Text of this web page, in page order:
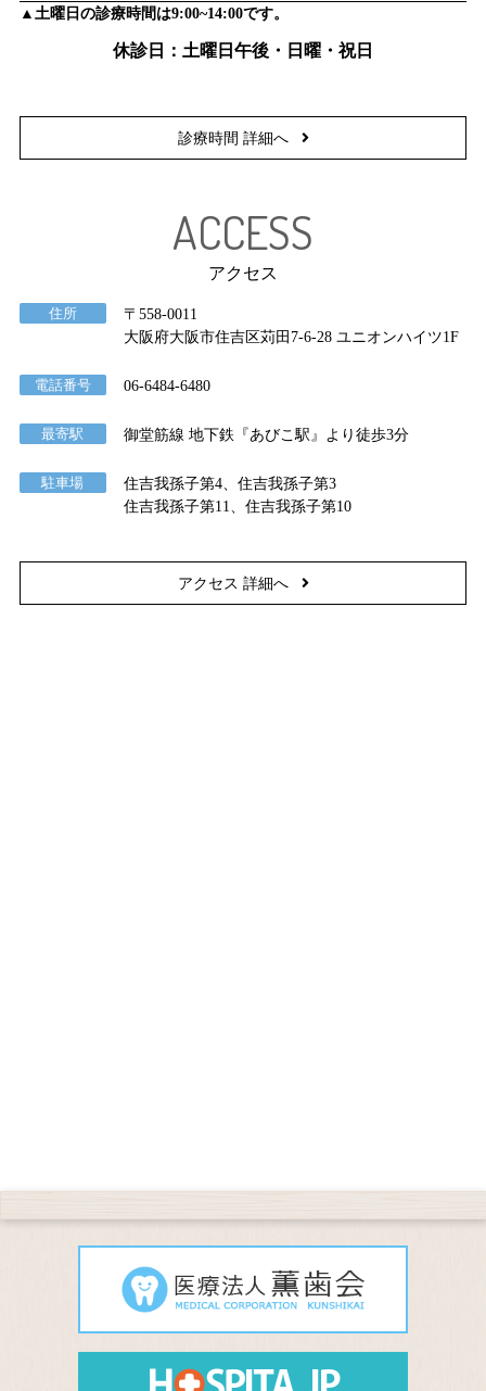
▲土曜日の診療時間は9:00~14:00です。
休診日：土曜日午後・日曜・祝日
診療時間 詳細へ
ACCESS
アクセス
住所
〒558-0011
大阪府大阪市住吉区苅田7-6-28 ユニオンハイツ1F
電話番号 06-6484-6480
最寄駅 御堂筋線 地下鉄『あびこ駅』より徒歩3分
駐車場
住吉我孫子第4、住吉我孫子第3
住吉我孫子第11、住吉我孫子第10
アクセス 詳細へ